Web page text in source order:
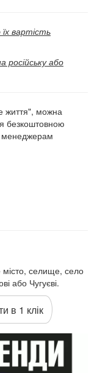
вартість
або
життя", можна
безкоштовною
менеджерам
селище, село
або Чугуєві.
в 1 клік